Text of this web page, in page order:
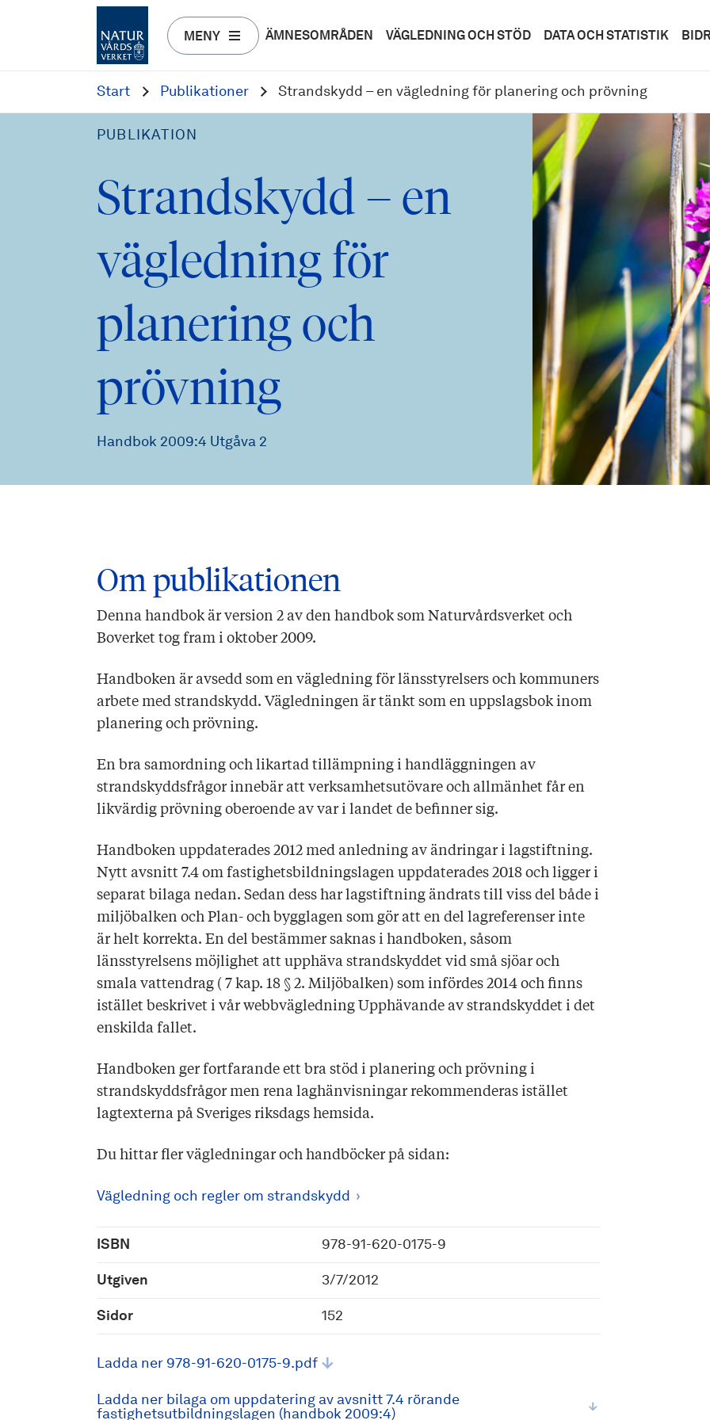
MENY ÄMNESOMRÅDEN VÄGLEDNING OCH STÖD DATA OCH STATISTIK
Start Publikationer Strandskydd – en vägledning för planering och prövning
PUBLIKATION
Strandskydd – en
vägledning för
planering och
prövning
Handbok 2009:4 Utgåva 2
Om publikationen
Denna handbok är version 2 av den handbok som Naturvårdsverket och
Boverket tog fram i oktober 2009.
Handboken är avsedd som en vägledning för länsstyrelsers och kommuners
arbete med strandskydd. Vägledningen är tänkt som en uppslagsbok inom
planering och prövning.
En bra samordning och likartad tillämpning i handläggningen av
strandskyddsfrågor innebäratt verksamhetsutövare och allmänhet får en
likvärdig prövning oberoende av var i landet de befinner sig.
Handboken uppdaterades 2012 med anledning av ändringar i lagstiftning.
Nytt avsnitt 7.4 om fastighetsbildningslagen uppdaterades 2018 och ligger i
separat bilaga nedan. Sedan dess har lagstiftning ändrats till viss del både i
miljöbalken och Plan- och bygglagen som gör att en del lagreferenser inte
är helt korrekta. En del bestämmer saknas i handboken, såsom
länsstyrelsens möjlighet att upphäva strandskyddet vid små sjöar och
smala vattendrag ( 7 kap. 18 § 2. Miljöbalken) som infördes 2014 och finns
istället beskrivet i vår webbvägledning Upphävande av strandskyddet i det
enskilda fallet.
Handboken ger fortfarande ett bra stöd i planering och prövning i
strandskyddsfrågor men rena laghänvisningar rekommenderas istället
lagtexterna på Sveriges riksdags hemsida.
Du hittar fler vägledningar och handböcker på sidan:
Vägledning och regler om strandskydd
ISBN 978-91-620-0175-9
Utgiven 3/7/2012
Sidor 152
Ladda ner 978-91-620-0175-9.pdf
Ladda ner bilaga om uppdatering av avsnitt 7.4 rörande
fastighetsutbildningslagen (handbok 2009:4)